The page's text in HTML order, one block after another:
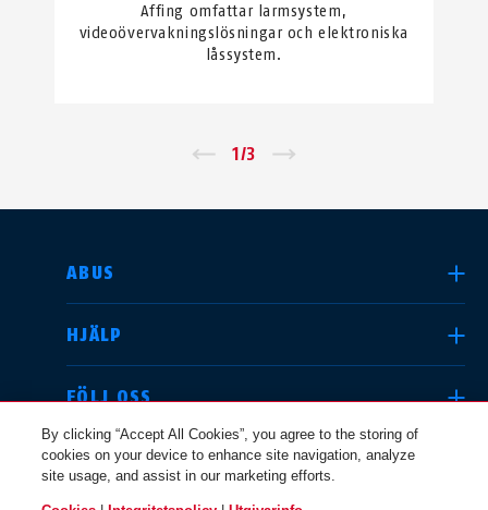
Affing omfattar larmsystem,
videoövervakningslösningar och elektroniska
låssystem.
1/3
ABUS
HJÄLP
FÖLJ OSS
JURIDISK INFO
SELECT COUNTRY
Deutschland
By clicking “Accept All Cookies”, you agree to the storing of
cookies on your device to enhance site navigation, analyze
site usage, and assist in our marketing efforts.